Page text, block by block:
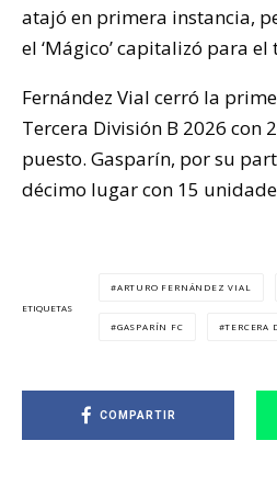
atajó en primera instancia,
el ‘Mágico’ capitalizó para
Fernández Vial cerró la
Tercera División B 2026 con
puesto. Gasparín, por su
décimo lugar con 15
ETIQUETAS
ARTURO FERNÁNDEZ VIAL
GASPARÍN FC TERCERA
COMPARTIR